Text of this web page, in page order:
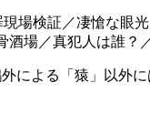
場検証／凄愴な眼
場／真犯人は誰？
よる「猿」以外